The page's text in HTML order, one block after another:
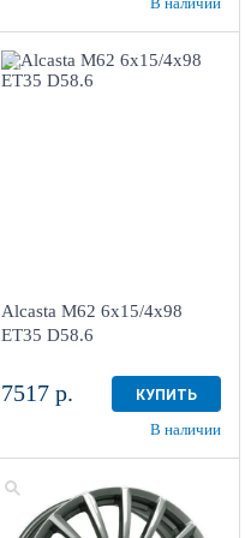
Alcasta M62 6x15/4x98
ET35 D58.6
6x15/4x98
7517 р. КУПИТЬ
В наличии
в наличии
7x17/4x100
ET43 D60.1